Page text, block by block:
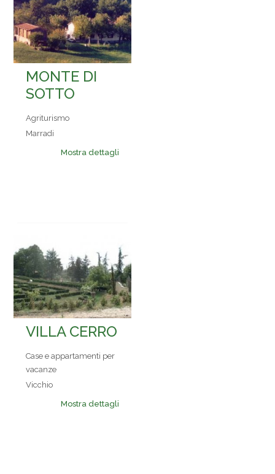
MONTE DI
SOTTO
Agriturismo
Marradi
Mostra dettagli
VILLA CERRO
Case e appartamenti per
vacanze
Vicchio
Mostra dettagli